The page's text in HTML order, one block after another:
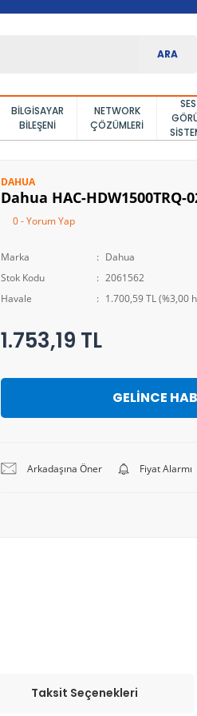
ARA
BILGISAYAR
BILEŞENI
NETWORK
ÇÖZÜMLERI
DAHUA
Dahua HAC-HDW1500TRQ-
0 - Yorum Yap
Marka
Dahua
Stok Kodu
2061562
Havale
1.700,59 TL (%3,00
1.753,19 TL
GELİNCE
Arkadaşına Öner Fiyat Alarmı
Taksit Seçenekleri